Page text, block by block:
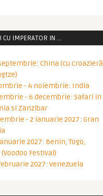
CU IMPERATOR IN …
China (cu croazieră
- 4 noiembrie: India
- 6 decembrie: Safari in
si Zanzibar
- 2 ianuarie 2027: Gran
2027: Benin, Togo,
(Voodoo Festival)
2027: Venezuela